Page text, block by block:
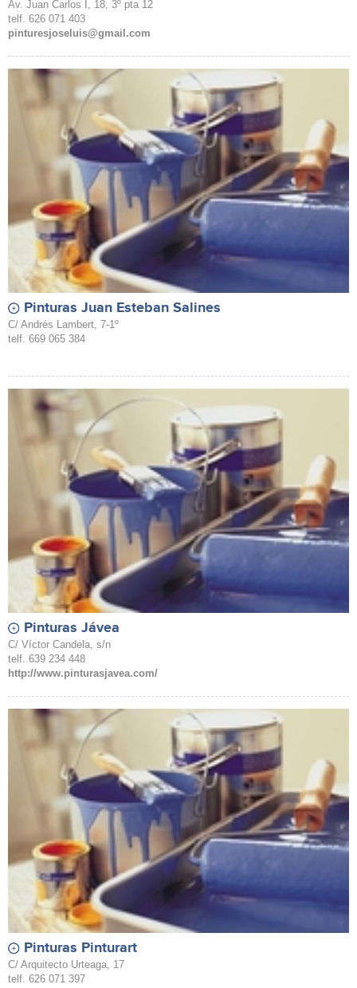
Av. Juan Carlos I, 18, 3º pta 12
telf. 626 071 403
pinturesjoseluis@gmail.com
Pinturas Juan Esteban Salines
C/ Andrés Lambert, 7-1º
telf. 669 065 384
Pinturas Jávea
C/ Víctor Candela, s/n
telf. 639 234 448
http://www.pinturasjavea.com/
Pinturas Pinturart
C/ Arquitecto Urteaga, 17
telf. 626 071 397